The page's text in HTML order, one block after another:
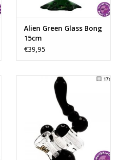
Alien Green Glass Bong
15cm
€39,95